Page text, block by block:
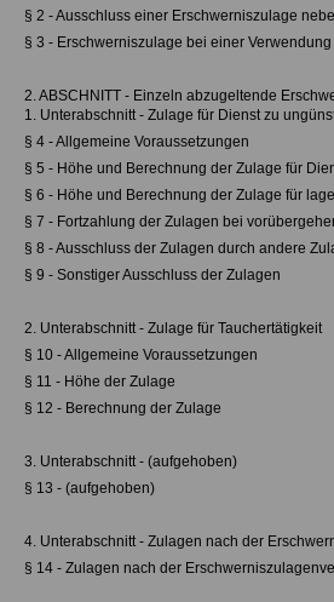
§ 2 - Ausschluss einer Erschwerniszulage
§ 3 - Erschwerniszulage bei einer
2. ABSCHNITT - Einzeln abzugeltende
1. Unterabschnitt - Zulage für Dienst zu
§ 4 - Allgemeine Voraussetzungen
§ 5 - Höhe und Berechnung der Zulage für
§ 6 - Höhe und Berechnung der Zulage für
§ 7 - Fortzahlung der Zulagen bei
§ 8 - Ausschluss der Zulagen durch andere
§ 9 - Sonstiger Ausschluss der Zulagen
2. Unterabschnitt - Zulage für Tauchertätigkeit
§ 10 - Allgemeine Voraussetzungen
§ 11 - Höhe der Zulage
§ 12 - Berechnung der Zulage
3. Unterabschnitt - (aufgehoben)
§ 13 - (aufgehoben)
4. Unterabschnitt - Zulagen nach der
§ 14 - Zulagen nach der